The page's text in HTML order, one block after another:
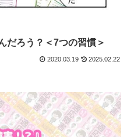
だろう？＜7つの習慣＞
2020.03.19 2025.02.22